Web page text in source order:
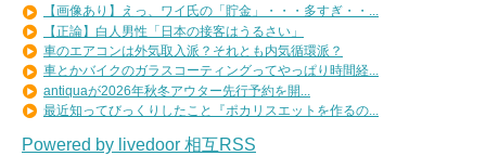
【画像あり】えっ、ワイ氏の「貯金」・・・多すぎ・・...
【正論】白人男性「日本の接客はうるさい」
車のエアコンは外気取入派？それとも内気循環派？
車とかバイクのガラスコーティングってやっぱり時間経...
antiquaが2026年秋冬アウター先行予約を開...
最近知ってびっくりしたこと『ポカリスエットを作るの...
Powered by livedoor 相互RSS